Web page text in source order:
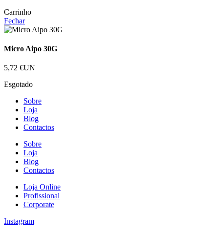
Carrinho
Fechar
Micro Aipo 30G
5,72 €UN
Esgotado
Sobre
Loja
Blog
Contactos
Sobre
Loja
Blog
Contactos
Loja Online
Profissional
Corporate
Instagram